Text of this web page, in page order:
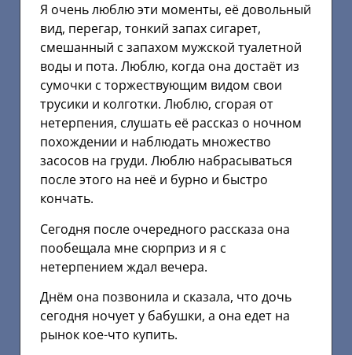
Я очень люблю эти моменты, её довольный
вид, перегар, тонкий запах сигарет,
смешанный с запахом мужской туалетной
воды и пота. Люблю, когда она достаёт из
сумочки с торжествующим видом свои
трусики и колготки. Люблю, сгорая от
нетерпения, слушать её рассказ о ночном
похождении и наблюдать множество
засосов на груди. Люблю набрасываться
после этого на неё и бурно и быстро
кончать.
Сегодня после очередного рассказа она
пообещала мне сюрприз и я с
нетерпением ждал вечера.
Днём она позвонила и сказала, что дочь
сегодня ночует у бабушки, а она едет на
рынок кое-что купить.